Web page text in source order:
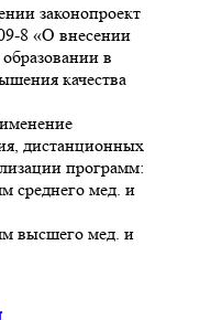
законопроект
8 «О внесении
в
качества
дистанционных
программ:
среднего мед. и
высшего мед. и